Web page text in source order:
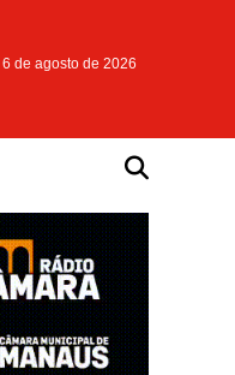
6 de agosto de 2026